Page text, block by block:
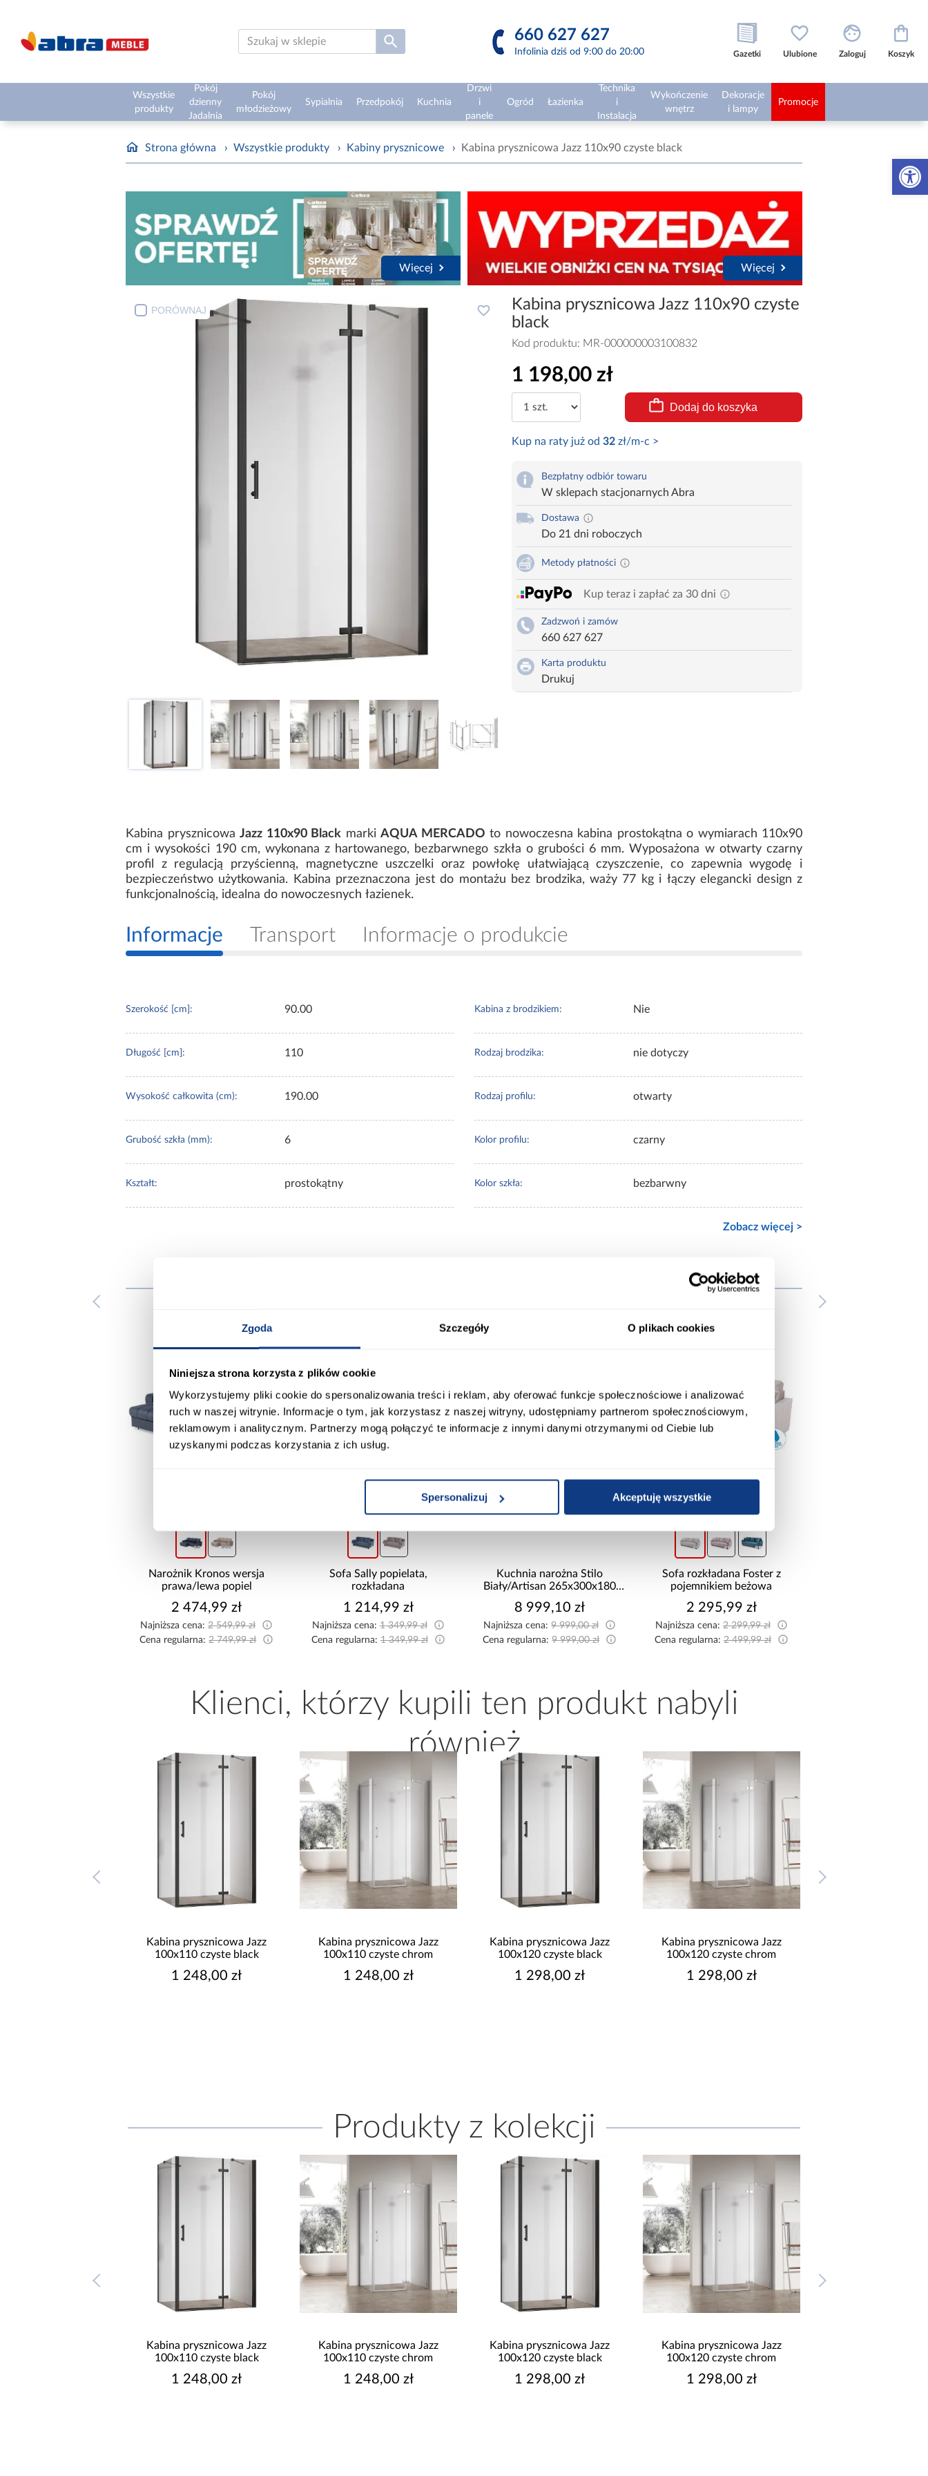
Zgoda Szczegóły O plikach cookies
Niniejsza strona korzysta z plików cookie
Wykorzystujemy pliki cookie do spersonalizowania treści i reklam, aby oferować funkcje społecznościowe i analizować
ruch w naszej witrynie. Informacje o tym, jak korzystasz z naszej witryny, udostępniamy partnerom społecznościowym,
reklamowym i analitycznym. Partnerzy mogą połączyć te informacje z innymi danymi otrzymanymi od Ciebie lub
uzyskanymi podczas korzystania z ich usług.
Spersonalizuj Akceptuję wszystkie
Otwórz
660 627 627
Infolinia dziś od 9:00 do 20:00 Gazetki Ulubione Zaloguj Koszyk
Wszystkie
produkty
Pokój
dzienny
Jadalnia
Pokój
młodzieżowy
Sypialnia Przedpokój Kuchnia
Drzwi
i
panele
Ogród Łazienka
Technika
i
Instalacja
Wykończenie
wnętrz
Dekoracje
i lampy
Promocje
Strona główna › Wszystkie produkty › Kabiny prysznicowe › Kabina prysznicowa Jazz 110x90 czyste black
Więcej Więcej
PORÓWNAJ
Kabina prysznicowa Jazz 110x90 czyste
black
Kod produktu: MR-000000003100832
1 198,00 zł
Dodaj do koszyka
Kup na raty już od 32zł/m-c >
Bezpłatny odbiór towaru
W sklepach stacjonarnych Abra
Dostawa
Do 21 dni roboczych
Metody płatności
Kup teraz i zapłać za 30 dni
Zadzwoń i zamów
660 627 627
Karta produktu
Drukuj
Kabina prysznicowa Jazz 110x90 Black marki AQUA MERCADO to nowoczesna kabina prostokątna o wymiarach 110x90
cm i wysokości 190 cm, wykonana z hartowanego, bezbarwnego szkła o grubości 6 mm. Wyposażona w otwarty czarny
profil z regulacją przyścienną, magnetyczne uszczelki oraz powłokę ułatwiającą czyszczenie, co zapewnia wygodę i
bezpieczeństwo użytkowania. Kabina przeznaczona jest do montażu bez brodzika, waży 77 kg i łączy elegancki design z
funkcjonalnością, idealna do nowoczesnych łazienek.
Informacje Transport Informacje o produkcie
Szerokość [cm]: 90.00
Długość [cm]: 110
Wysokość całkowita (cm): 190.00
Grubość szkła (mm): 6
Kształt: prostokątny
Kabina z brodzikiem: Nie
Rodzaj brodzika: nie dotyczy
Rodzaj profilu: otwarty
Kolor profilu: czarny
Kolor szkła: bezbarwny
Zobacz więcej >
Narożnik Kronos wersja
prawa/lewa popiel
2 474,99 zł
Najniższa cena:2 549,99 zł
Cena regularna:2 749,99 zł
Sofa Sally popielata,
rozkładana
1 214,99 zł
Najniższa cena:1 349,99 zł
Cena regularna:1 349,99 zł
Kuchnia narożna Stilo
Biały/Artisan 265x300x180
Cm
8 999,10 zł
Najniższa cena:9 999,00 zł
Cena regularna:9 999,00 zł
promocja
Sofa rozkładana Foster z
pojemnikiem beżowa
2 295,99 zł
Najniższa cena:2 299,99 zł
Cena regularna:2 499,99 zł
Klienci, którzy kupili ten produkt nabyli
również
Kabina prysznicowa Jazz
100x110 czyste black
1 248,00 zł
Kabina prysznicowa Jazz
100x110 czyste chrom
1 248,00 zł
Kabina prysznicowa Jazz
100x120 czyste black
1 298,00 zł
Kabina prysznicowa Jazz
100x120 czyste chrom
1 298,00 zł
Produkty z kolekcji
Kabina prysznicowa Jazz
100x110 czyste black
1 248,00 zł
Kabina prysznicowa Jazz
100x110 czyste chrom
1 248,00 zł
Kabina prysznicowa Jazz
100x120 czyste black
1 298,00 zł
Kabina prysznicowa Jazz
100x120 czyste chrom
1 298,00 zł